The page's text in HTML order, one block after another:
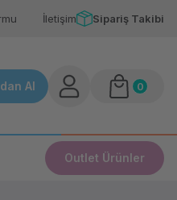
İletişim Sipariş Takibi
Al 0
Outlet Ürünler